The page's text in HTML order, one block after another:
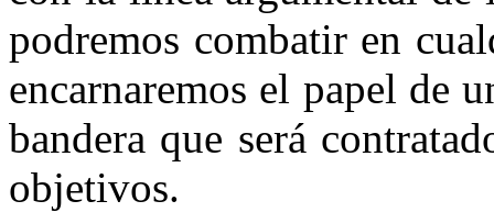
podremos combatir en
encarnaremos el papel de
bandera que será
objetivos.